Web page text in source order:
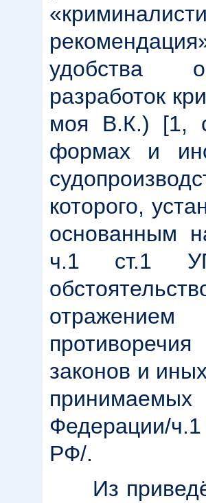
удобства
разработок
моя В.К.) [1,
формах и
которого,
основанным
ч.1 ст.1
законов и
Федерации/
РФ/.
Из